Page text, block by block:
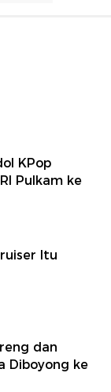
KPop
Pulkam ke
Itu
dan
Diboyong ke